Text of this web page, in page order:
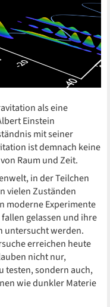
als eine
Einstein
mit seiner
ist demnach keine
Raum und Zeit.
in der Teilchen
vielen Zuständen
moderne Experimente
gelassen und ihre
untersucht werden.
erreichen heute
nicht nur,
testen, sondern auch,
wie dunkler Materie